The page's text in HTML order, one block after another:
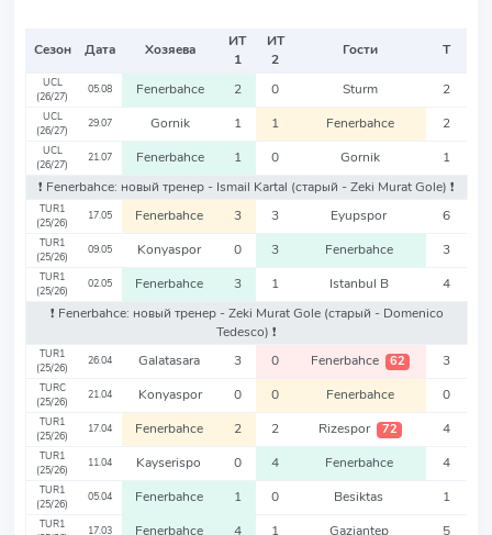
Сезон Дата Хозяева
ИТ
1
ИТ
2
Гости Т
UCL
(26/27)
05.08 Fenerbahce 2 0 Sturm 2
UCL
(26/27)
29.07 Gornik 1 1 Fenerbahce 2
UCL
(26/27)
21.07 Fenerbahce 1 0 Gornik
1
❗️ Fenerbahce: новый тренер - Ismail Kartal (старый - Zeki Murat Gole) ❗️
TUR1
(25/26)
17.05 Fenerbahce 3 3 Eyupspor 6
TUR1
(25/26)
09.05 Konyaspor 0 3 Fenerbahce 3
TUR1
(25/26)
02.05 Fenerbahce 3 1 Istanbul B
4
❗️ Fenerbahce: новый тренер - Zeki Murat Gole (старый - Domenico
Tedesco) ❗️
TUR1
(25/26)
26.04 Galatasara 3 0 Fenerbahce 62 3
TURC
(25/26)
21.04 Konyaspor 0 0 Fenerbahce 0
TUR1
(25/26)
17.04 Fenerbahce 2 2 Rizespor 72 4
TUR1
(25/26)
11.04 Kayserispo 0 4 Fenerbahce 4
TUR1
(25/26)
05.04 Fenerbahce 1 0 Besiktas 1
TUR1
17.03 Fenerbahce 4 1 Gaziantep 5